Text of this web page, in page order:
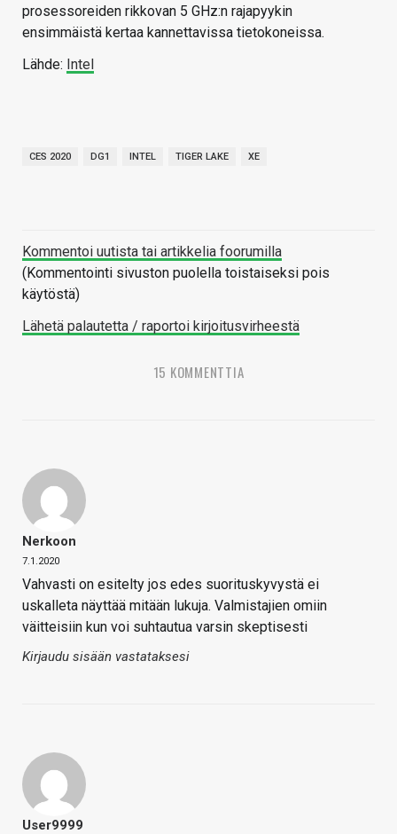
prosessoreiden rikkovan 5 GHz:n rajapyykin
ensimmäistä kertaa kannettavissa tietokoneissa.
Lähde: Intel
CES 2020 DG1 INTEL TIGER LAKE XE
Kommentoi uutista tai artikkelia foorumilla
(Kommentointi sivuston puolella toistaiseksi pois
käytöstä)
Lähetä palautetta / raportoi kirjoitusvirheestä
15 KOMMENTTIA
Nerkoon
7.1.2020
Vahvasti on esitelty jos edes suorituskyvystä ei
uskalleta näyttää mitään lukuja. Valmistajien omiin
väitteisiin kun voi suhtautua varsin skeptisesti
Kirjaudu sisään vastataksesi
User9999